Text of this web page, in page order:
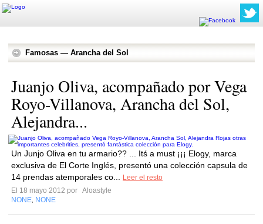
Famosas — Arancha del Sol
Juanjo Oliva, acompañado por Vega
Royo-Villanova, Arancha del Sol,
Alejandra...
Un Junjo Oliva en tu armario?? ... Itś a must ¡¡¡ Elogy, marca
exclusiva de El Corte Inglés, presentó una colección capsula de
14 prendas atemporales co...
Leer el resto
El 18 mayo 2012 por Aloastyle
NONE NONE